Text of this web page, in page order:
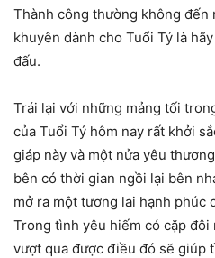
Thành công thường không đến
khuyên dành cho Tuổi Tý là
đấu.
Trái lại với những mảng tối
của Tuổi Tý hôm nay rất khởi
giáp này và một nửa yêu
bên có thời gian ngồi lại bên
mở ra một tương lai hạnh phúc
Trong tình yêu hiếm có cặp đôi
vượt qua được điều đó sẽ giúp